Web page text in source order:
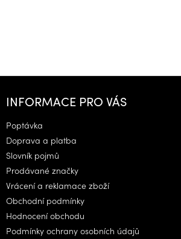
Z
INFORMACE PRO VÁS
Poptávka
Doprava a platba
Slovník pojmů
Prodávané značky
Vrácení a reklamace zboží
Obchodní podmínky
Hodnocení obchodu
Podmínky ochrany osobních údajů